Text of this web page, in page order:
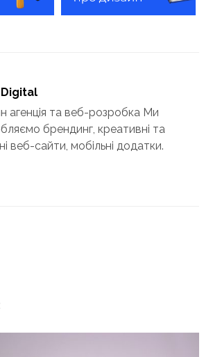
агенція та веб-розробка Ми
брендинг, креативні та
веб-сайти, мобільні додатки.